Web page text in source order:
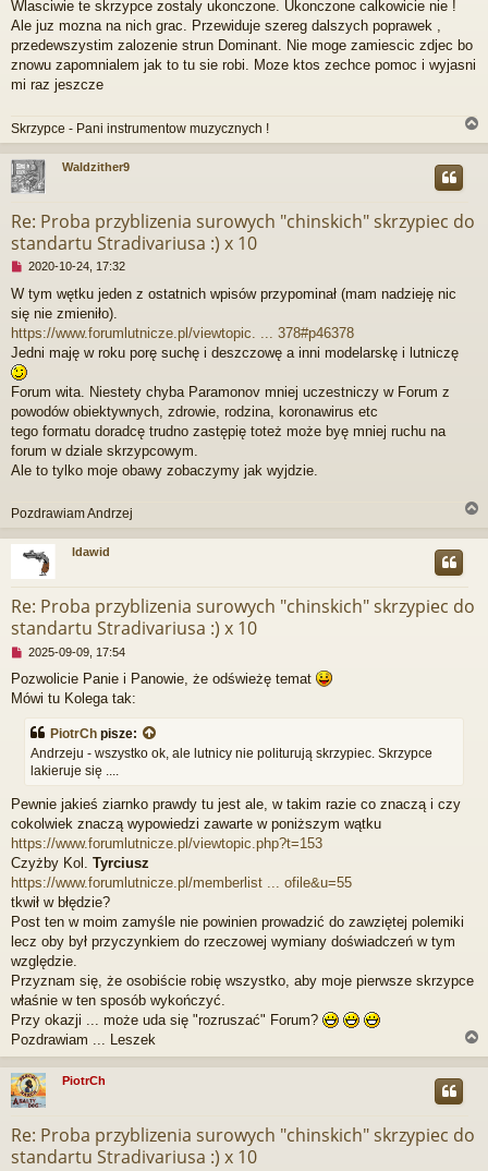
s
t
e
p
r
z
e
c
y
t
a
n
y
o
s
Wlasciwie te skrzypce zostaly ukonczone. Ukonczone calkowicie nie !
Ale juz mozna na nich grac. Przewiduje szereg dalszych poprawek ,
przedewszystim zalozenie strun Dominant. Nie moge zamiescic zdjec bo
znowu zapomnialem jak to tu sie robi. Moze ktos zechce pomoc i wyjasni
mi raz jeszcze
Skrzypce - Pani instrumentow muzycznych !
a
Waldzither9
Re: Proba przyblizenia surowych "chinskich" skrzypiec do
standartu Stradivariusa :) x 10
N
e
p
r
e
c
z
y
t
y
o
t
2020-10-24, 17:32
W tym wętku jeden z ostatnich wpisów przypominał (mam nadzieję nic
się nie zmieniło).
https://www.forumlutnicze.pl/viewtopic. ... 378#p46378
Jedni maję w roku porę suchę i deszczowę a inni modelarskę i lutniczę
Forum wita. Niestety chyba Paramonov mniej uczestniczy w Forum z
powodów obiektywnych, zdrowie, rodzina, koronawirus etc
tego formatu doradcę trudno zastępię toteż może byę mniej ruchu na
forum w dziale skrzypcowym.
Ale to tylko moje obawy zobaczymy jak wyjdzie.
Pozdrawiam Andrzej
g
ldawid
Re: Proba przyblizenia surowych "chinskich" skrzypiec do
standartu Stradivariusa :) x 10
N
e
p
r
a
n
y
p
t
2025-09-09, 17:54
Pozwolicie Panie i Panowie, że odświeżę temat
Mówi tu Kolega tak:
PiotrCh pisze:
Andrzeju - wszystko ok, ale lutnicy nie politurują skrzypiec. Skrzypce
lakieruje się ....
Pewnie jakieś ziarnko prawdy tu jest ale, w takim razie co znaczą i czy
cokolwiek znaczą wypowiedzi zawarte w poniższym wątku
https://www.forumlutnicze.pl/viewtopic.php?t=153
Czyżby Kol. Tyrciusz
https://www.forumlutnicze.pl/memberlist ... ofile&u=55
tkwił w błędzie?
Post ten w moim zamyśle nie powinien prowadzić do zawziętej polemiki
lecz oby był przyczynkiem do rzeczowej wymiany doświadczeń w tym
względzie.
Przyznam się, że osobiście robię wszystko, aby moje pierwsze skrzypce
właśnie w ten sposób wykończyć.
Przy okazji ... może uda się "rozruszać" Forum?
Pozdrawiam ... Leszek
a
PiotrCh
Re: Proba przyblizenia surowych "chinskich" skrzypiec do
standartu Stradivariusa :) x 10